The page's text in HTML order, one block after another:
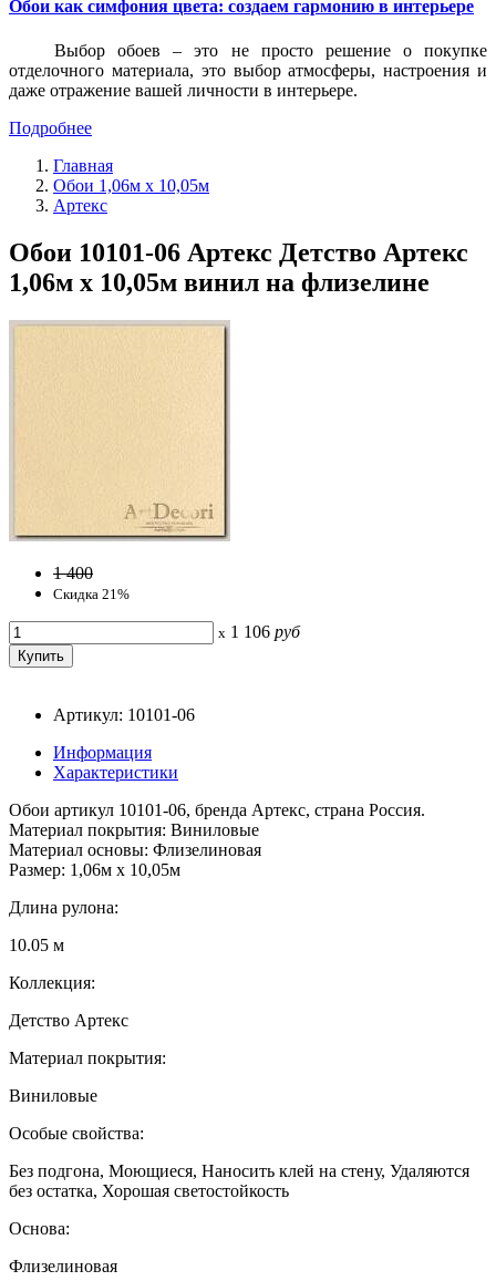
Обои как симфония цвета: создаем гармонию в интерьере
Выбор обоев – это не просто решение о покупке
отделочного материала, это выбор атмосферы, настроения и
даже отражение вашей личности в интерьере.
Подробнее
Главная
Обои 1,06м х 10,05м
Артекс
Обои 10101-06 Артекс Детство Артекс
1,06м х 10,05м винил на флизелине
1 400
Скидка 21%
x 1 106 руб
Артикул: 10101-06
Информация
Характеристики
Обои артикул 10101-06, бренда Артекс, страна Россия.
Материал покрытия: Виниловые
Материал основы: Флизелиновая
Размер: 1,06м х 10,05м
Длина рулона:
10.05 м
Коллекция:
Детство Артекс
Материал покрытия:
Виниловые
Особые свойства:
Без подгона, Моющиеся, Наносить клей на стену, Удаляются
без остатка, Хорошая светостойкость
Основа:
Флизелиновая